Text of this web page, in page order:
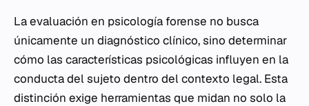
La evaluación en psicología forense no busca
únicamente un diagnóstico clínico, sino determinar
cómo las características psicológicas influyen en la
conducta del sujeto dentro del contexto legal. Esta
distinción exige herramientas que midan no solo la